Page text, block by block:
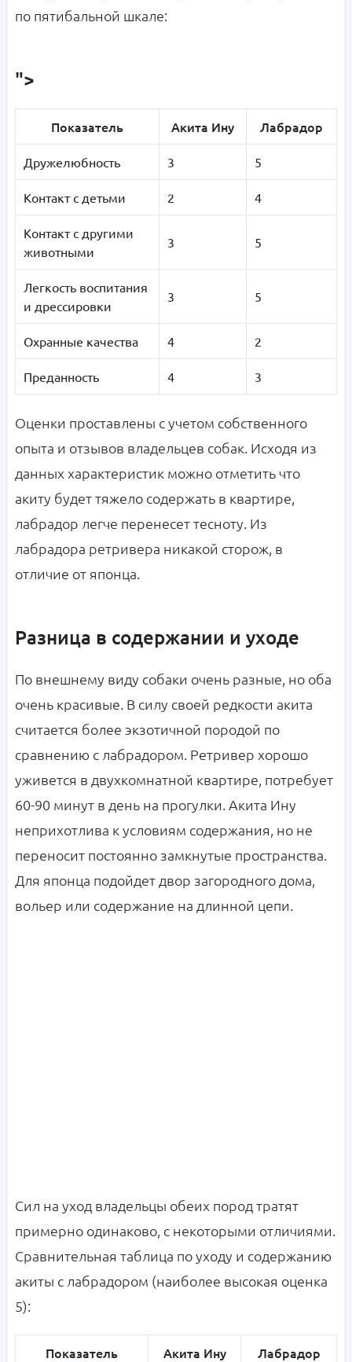
по пятибальной шкале:
">
Показатель Акита Ину Лабрадор
Дружелюбность 3 5
Контакт с детьми 2 4
Контакт с другими
животными
3 5
Легкость воспитания
и дрессировки
3 5
Охранные качества 4 2
Преданность 4 3
Оценки проставлены с учетом собственного
опыта и отзывов владельцев собак. Исходя из
данных характеристик можно отметить что
акиту будет тяжело содержать в квартире,
лабрадор легче перенесет тесноту. Из
лабрадора ретривера никакой сторож, в
отличие от японца.
Разница в содержании и уходе
По внешнему виду собаки очень разные, но оба
очень красивые. В силу своей редкости акита
считается более экзотичной породой по
сравнению с лабрадором. Ретривер хорошо
уживется в двухкомнатной квартире, потребует
60-90 минут в день на прогулки. Акита Ину
неприхотлива к условиям содержания, но не
переносит постоянно замкнутые пространства.
Для японца подойдет двор загородного дома,
вольер или содержание на длинной цепи.
Сил на уход владельцы обеих пород тратят
примерно одинаково, с некоторыми отличиями.
Сравнительная таблица по уходу и содержанию
акиты с лабрадором (наиболее высокая оценка
5):
Показатель Акита Ину Лабрадор